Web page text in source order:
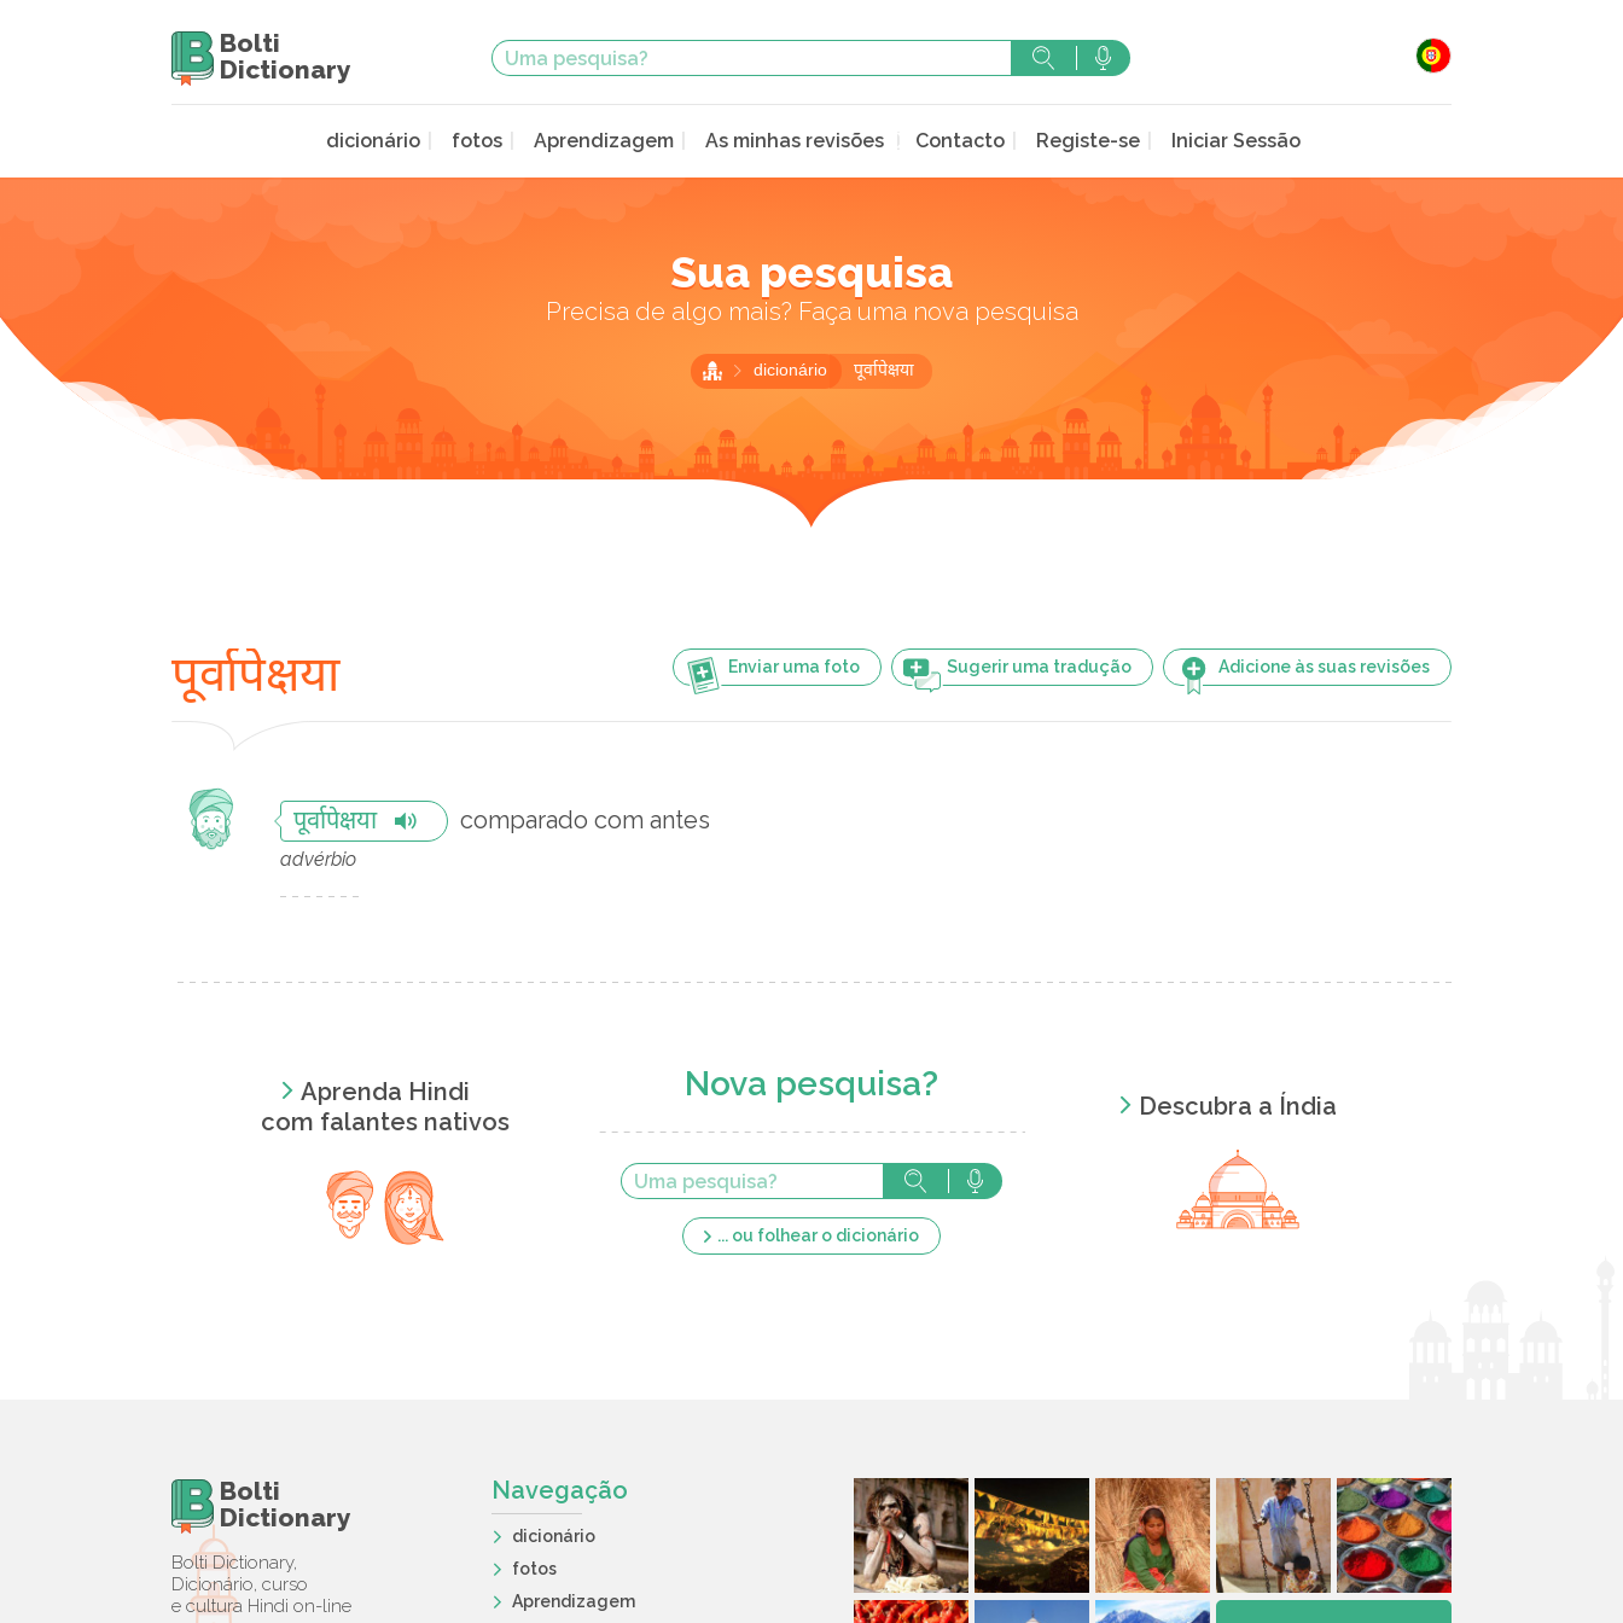
Bolti
Dictionary
dicionário fotos Aprendizagem As minhas revisões Contacto Registe-se Iniciar Sessão
Sua pesquisa
Precisa de algo mais? Faça uma nova pesquisa
dicionário पूर्वापेक्षया
Enviar uma foto Sugerir uma tradução Adicione às suas revisões
पूर्वापेक्षया
पूर्वापेक्षया comparado com antes
advérbio
Aprenda Hindi
com falantes nativos
Nova pesquisa?
... ou folhear o dicionário
Descubra a Índia
Bolti
Dictionary
Bolti Dictionary,
Dicionário, curso
e cultura Hindi on-line
Navegação
dicionário
fotos
Aprendizagem